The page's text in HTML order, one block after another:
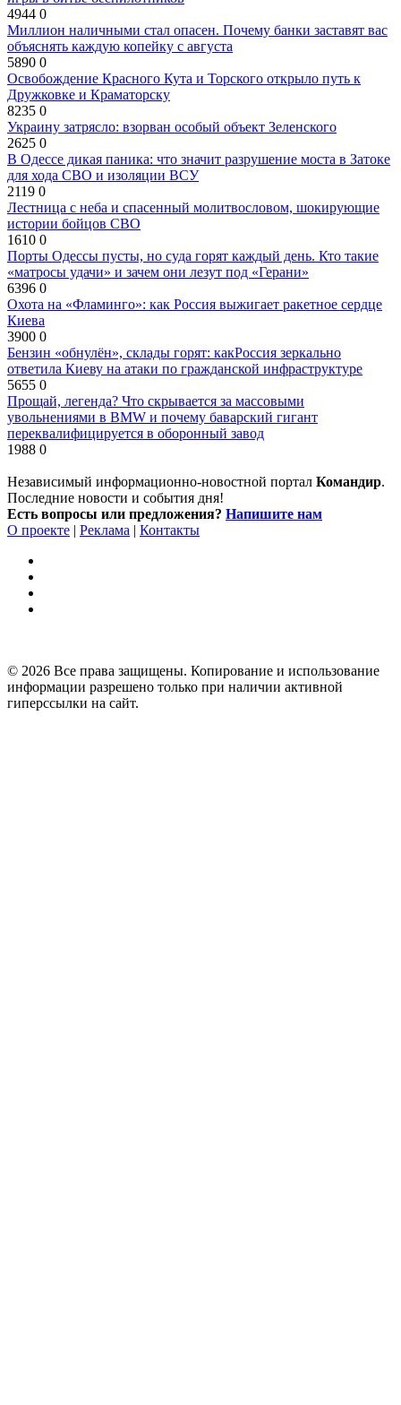
4944 0
Миллион наличными стал опасен. Почему банки заставят вас
объяснять каждую копейку с августа
5890 0
Освобождение Красного Кута и Торского открыло путь к
Дружковке и Краматорску
8235 0
Украину затрясло: взорван особый объект Зеленского
2625 0
В Одессе дикая паника: что значит разрушение моста в Затоке
для хода СВО и изоляции ВСУ
2119 0
Лестница с неба и спасенный молитвословом, шокирующие
истории бойцов СВО
1610 0
Порты Одессы пусты, но суда горят каждый день. Кто такие
«матросы удачи» и зачем они лезут под «Герани»
6396 0
Охота на «Фламинго»: как Россия выжигает ракетное сердце
Киева
3900 0
Бензин «обнулён», склады горят: какРоссия зеркально
ответила Киеву на атаки по гражданской инфраструктуре
5655 0
Прощай, легенда? Что скрывается за массовыми
увольнениями в BMW и почему баварский гигант
переквалифицируется в оборонный завод
1988 0
Независимый информационно-новостной портал Командир.
Последние новости и события дня!
Есть вопросы или предложения? Напишите нам
О проекте | Реклама | Контакты
© 2026 Все права защищены. Копирование и использование
информации разрешено только при наличии активной
гиперссылки на сайт.